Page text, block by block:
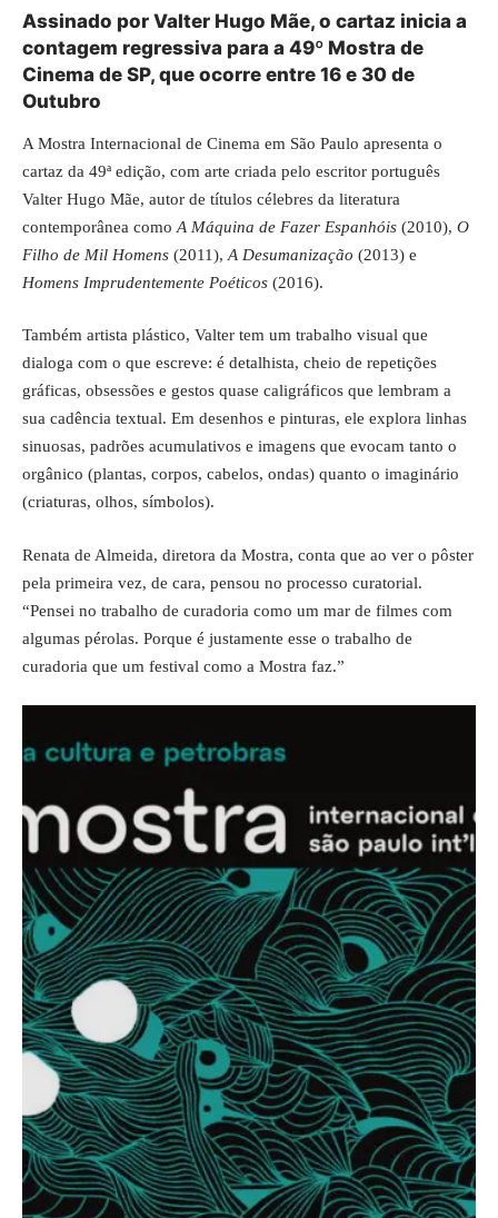
Assinado por Valter Hugo Mãe, o cartaz inicia a
contagem regressiva para a 49º Mostra de
Cinema de SP, que ocorre entre 16 e 30 de
Outubro
A Mostra Internacional de Cinema em São Paulo apresenta o
cartaz da 49ª edição, com arte criada pelo escritor português
Valter Hugo Mãe, autor de títulos célebres da literatura
contemporânea como A Máquina de Fazer Espanhóis (2010), O
Filho de Mil Homens (2011), A Desumanização (2013) e
Homens Imprudentemente Poéticos (2016).
Também artista plástico, Valter tem um trabalho visual que
dialoga com o que escreve: é detalhista, cheio de repetições
gráficas, obsessões e gestos quase caligráficos que lembram a
sua cadência textual. Em desenhos e pinturas, ele explora linhas
sinuosas, padrões acumulativos e imagens que evocam tanto o
orgânico (plantas, corpos, cabelos, ondas) quanto o imaginário
(criaturas, olhos, símbolos).
Renata de Almeida, diretora da Mostra, conta que ao ver o pôster
pela primeira vez, de cara, pensou no processo curatorial.
“Pensei no trabalho de curadoria como um mar de filmes com
algumas pérolas. Porque é justamente esse o trabalho de
curadoria que um festival como a Mostra faz.”